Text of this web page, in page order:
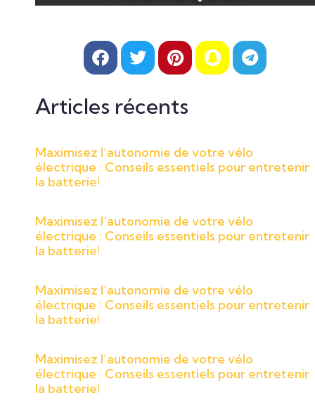
Articles récents
Maximisez l’autonomie de votre vélo
électrique : Conseils essentiels pour entretenir
la batterie!
Maximisez l’autonomie de votre vélo
électrique : Conseils essentiels pour entretenir
la batterie!
Maximisez l’autonomie de votre vélo
électrique : Conseils essentiels pour entretenir
la batterie!
Maximisez l’autonomie de votre vélo
électrique : Conseils essentiels pour entretenir
la batterie!